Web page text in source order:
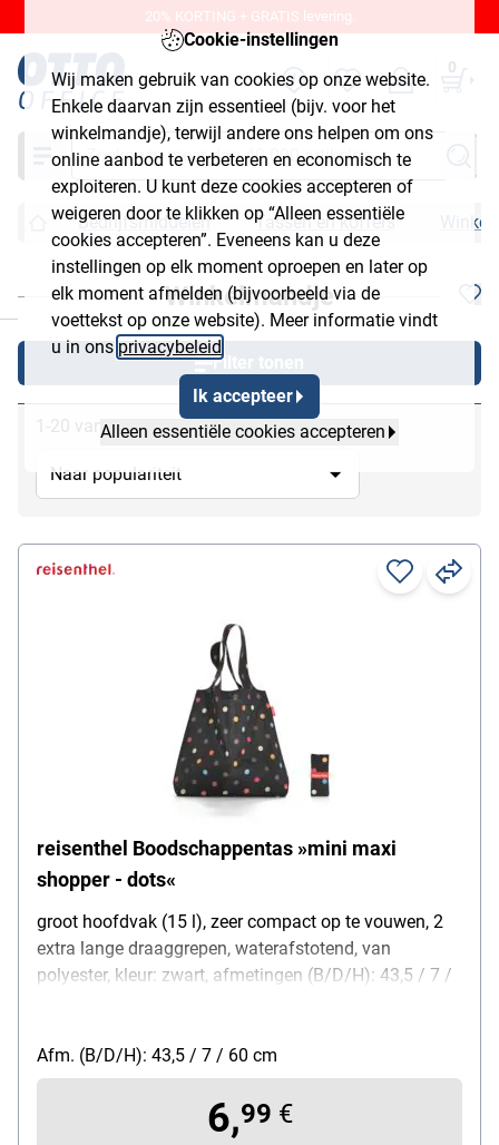
Cookie-instellingen
Wij maken gebruik van cookies op onze website.
Enkele daarvan zijn essentieel (bijv. voor het
winkelmandje), terwijl andere ons helpen om ons
online aanbod te verbeteren en economisch te
exploiteren. U kunt deze cookies accepteren of
weigeren door te klikken op “Alleen essentiële
cookies accepteren”. Eveneens kan u deze
instellingen op elk moment oproepen en later op
elk moment afmelden (bijvoorbeeld via de
voettekst op onze website). Meer informatie vindt
u in ons privacybeleid
Ik accepteer
Alleen essentiële cookies accepteren
20% KORTING + GRATIS levering.
0
Zoeken
Bedrijfsmiddelen Tassen en koffers
Winkelmandje
Filter tonen
1-20 van 20
reisenthel Boodschappentas »mini maxi
shopper - dots«
groot hoofdvak (15 l), zeer compact op te vouwen, 2
extra lange draaggrepen, waterafstotend, van
polyester, kleur: zwart, afmetingen (B/D/H): 43,5 / 7 /
Afm. (B/D/H): 43,5 / 7 / 60 cm
6,99 €